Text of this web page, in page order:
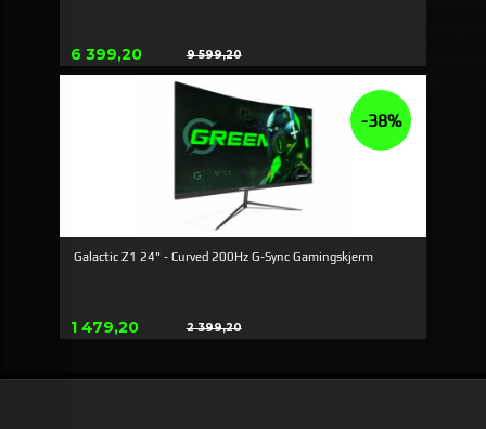
Erbjudande
6 399,20 9 599,20
Rabatt
Galactic Z1 24" - Curved 200Hz G-Sync Gamingskjerm
Erbjudande
1 479,20 2 399,20
Rabatt
-38%